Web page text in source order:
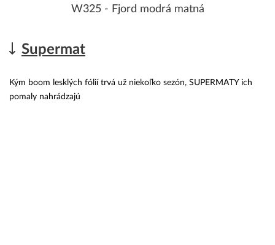
W325 - Fjord modrá matná
Supermat
Kým boom lesklých fólií trvá už niekoľko sezón, SUPERMATY ich
pomaly nahrádzajú